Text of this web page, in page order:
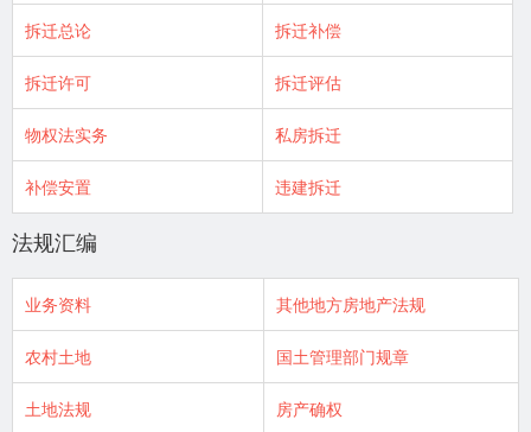
拆迁总论 拆迁补偿
拆迁许可 拆迁评估
物权法实务 私房拆迁
补偿安置 违建拆迁
法规汇编
业务资料 其他地方房地产法规
农村土地 国土管理部门规章
土地法规 房产确权